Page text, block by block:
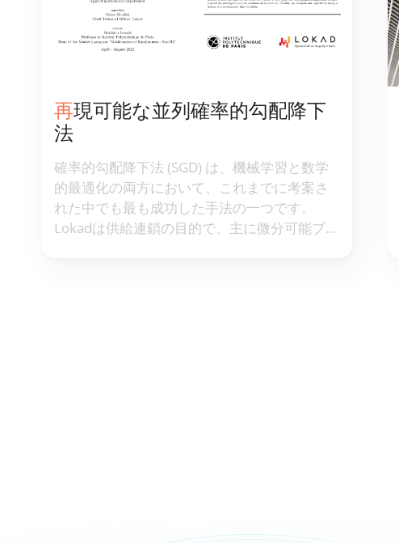
再現可能な並列確率的勾配降下
法
確率的勾配降下法 (SGD) は、機械学習と数学
的最適化の両方において、これまでに考案さ
れた中でも最も成功した手法の一つです。
Lokadは供給連鎖の目的で、主に微分可能プロ